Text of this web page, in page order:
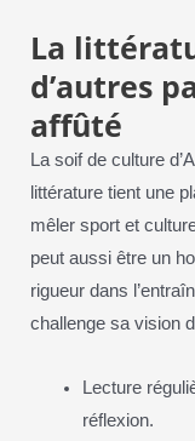
La
d’autres
affûté
La soif de culture
littérature tient une
mêler sport et
peut aussi être un
rigueur dans
challenge sa vision
Lecture
réflexion.